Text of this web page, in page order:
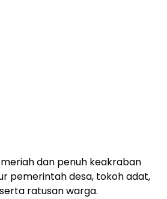
dan penuh keakraban
pemerintah desa, tokoh adat,
ratusan warga.